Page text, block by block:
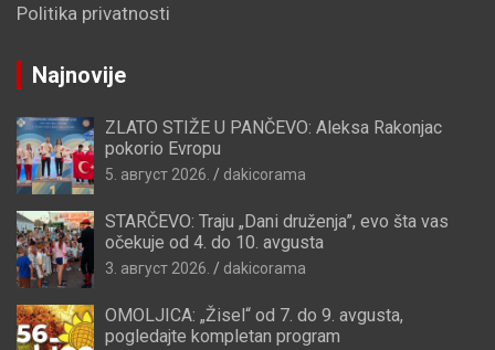
Politika privatnosti
Najnovije
ZLATO STIŽE U PANČEVO: Aleksa Rakonjac
pokorio Evropu
5. август 2026. dakicorama
STARČEVO: Traju „Dani druženja”, evo šta vas
očekuje od 4. do 10. avgusta
3. август 2026. dakicorama
OMOLJICA: „Žisel“ od 7. do 9. avgusta,
pogledajte kompletan program